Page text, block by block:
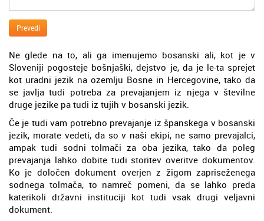
Prevedi
Ne glede na to, ali ga imenujemo bosanski ali, kot je v
Sloveniji pogosteje bošnjaški, dejstvo je, da je le-ta sprejet
kot uradni jezik na ozemlju Bosne in Hercegovine, tako da
se javlja tudi potreba za prevajanjem iz njega v številne
druge jezike pa tudi iz tujih v bosanski jezik.
Če je tudi vam potrebno prevajanje iz španskega v bosanski
jezik, morate vedeti, da so v naši ekipi, ne samo prevajalci,
ampak tudi sodni tolmači za oba jezika, tako da poleg
prevajanja lahko dobite tudi storitev overitve dokumentov.
Ko je določen dokument overjen z žigom zapriseženega
sodnega tolmača, to namreč pomeni, da se lahko preda
katerikoli državni instituciji kot tudi vsak drugi veljavni
dokument.